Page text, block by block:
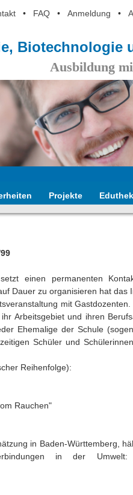
• FAQ • Anmeldung •
Biotechnologie
Ausbildung
Projekte Eduthek
einen permanenten
Dauer zu organisieren hat das
mit Gastdozenten.
Arbeitsgebiet und ihren
Ehemalige der Schule
Schüler und Schülerinnen
Reihenfolge):
Rauchen"
in Baden-Württemberg,
in der